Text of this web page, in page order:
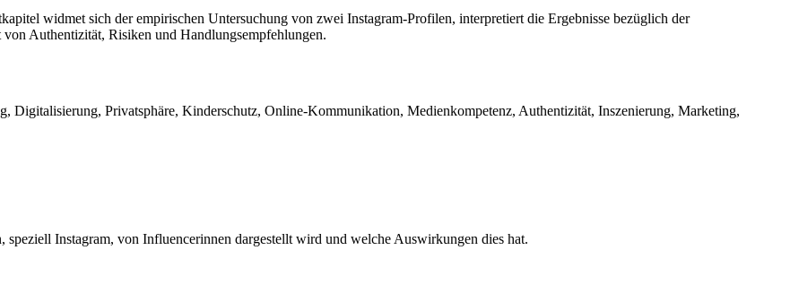
widmet sich der empirischen Untersuchung von zwei Instagram-Profilen, interpretiert die Ergebnisse bezüglich der
Authentizität, Risiken und Handlungsempfehlungen.
Digitalisierung, Privatsphäre, Kinderschutz, Online-Kommunikation, Medienkompetenz, Authentizität, Inszenierung, Marketing,
Instagram, von Influencerinnen dargestellt wird und welche Auswirkungen dies hat.